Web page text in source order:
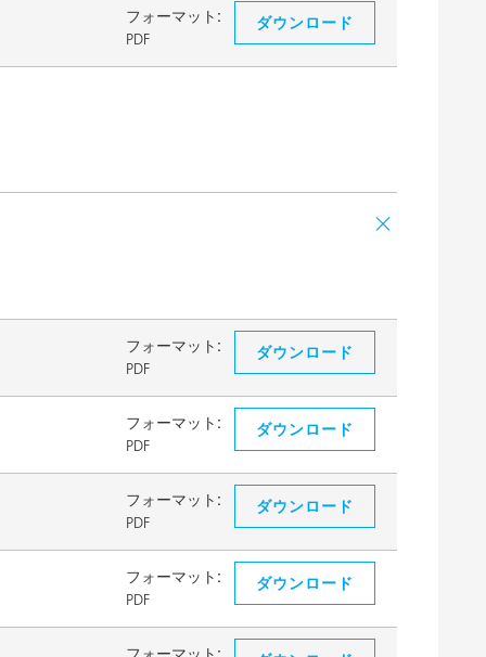
フォーマット:
PDF
ダウンロード
フォーマット:
PDF
ダウンロード
フォーマット:
PDF
ダウンロード
フォーマット:
PDF
ダウンロード
フォーマット:
PDF
ダウンロード